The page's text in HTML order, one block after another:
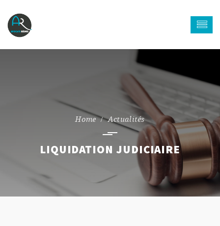
Actualités
LIQUIDATION JUDICIAIRE